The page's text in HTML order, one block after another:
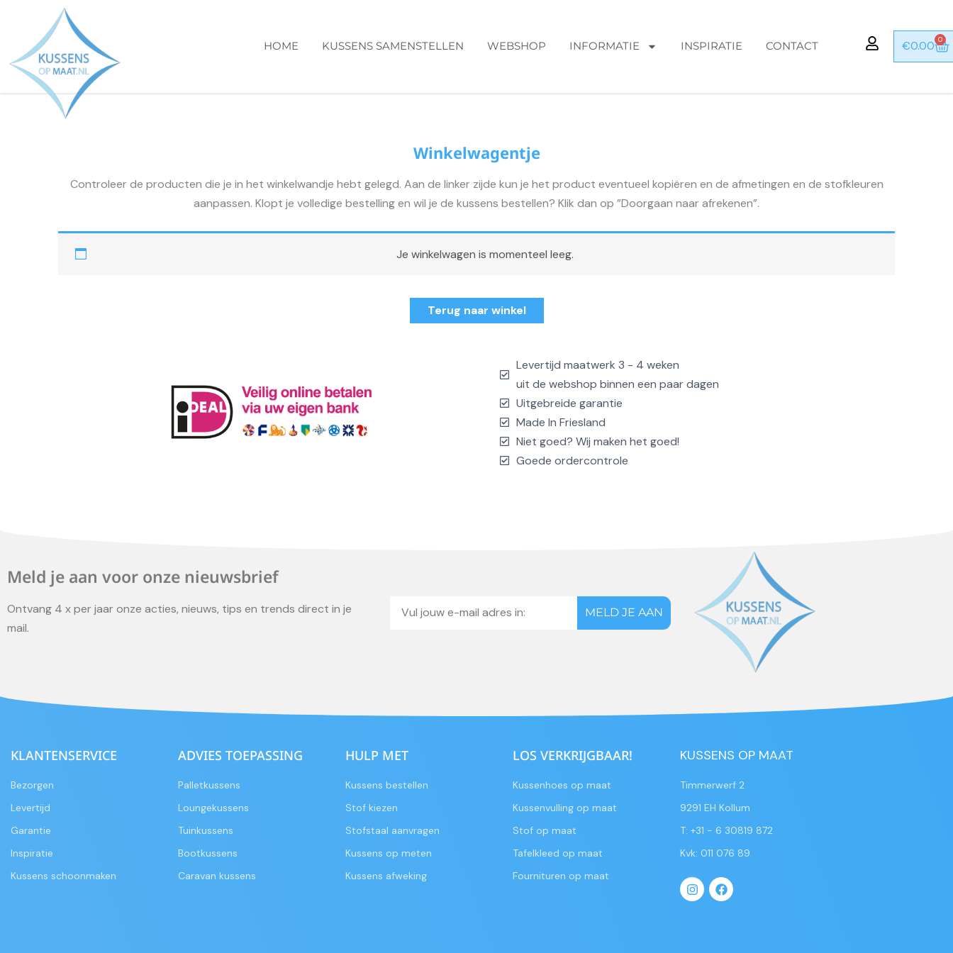
inhoud
HOME KUSSENS SAMENSTELLEN WEBSHOP INFORMATIE INSPIRATIE CONTACT €0.00 0
Winkelwagentje
Controleer de producten die je in het winkelwandje hebt gelegd. Aan de linker zijde kun je het product eventueel kopiëren en de afmetingen en de stofkleuren
aanpassen. Klopt je volledige bestelling en wil je de kussens bestellen? Klik dan op ”Doorgaan naar afrekenen”.
Je winkelwagen is momenteel leeg.
Terug naar winkel
Levertijd maatwerk 3 - 4 weken
uit de webshop binnen een paar dagen
Uitgebreide garantie
Made In Friesland
Niet goed? Wij maken het goed!
Goede ordercontrole
Meld je aan voor onze nieuwsbrief
Ontvang 4 x per jaar onze acties, nieuws, tips en trends direct in je
mail.
Email MELD JE AAN
KLANTENSERVICE
Bezorgen
Levertijd
Garantie
Inspiratie
Kussens schoonmaken
ADVIES TOEPASSING
Palletkussens
Loungekussens
Tuinkussens
Bootkussens
Caravan kussens
HULP MET
Kussens bestellen
Stof kiezen
Stofstaal aanvragen
Kussens op meten
Kussens afweking
LOS VERKRIJGBAAR!
Kussenhoes op maat
Kussenvulling op maat
Stof op maat
Tafelkleed op maat
Fournituren op maat
KUSSENS OP MAAT
Timmerwerf 2
9291 EH Kollum
T: +31 - 6 30819 872
Kvk: 011 076 89
I
n
s
F
a
c